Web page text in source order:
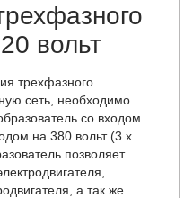
вольт
трехфазного
сеть, необходимо
со входом
на 380 вольт (3 х
позволяет
а так же